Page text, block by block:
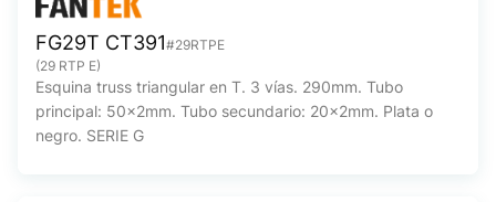
FG29T CT391#29RTPE
(29 RTP E)
Esquina truss triangular en T. 3 vías. 290mm. Tubo
principal: 50x2mm. Tubo secundario: 20x2mm. Plata o
negro. SERIE G